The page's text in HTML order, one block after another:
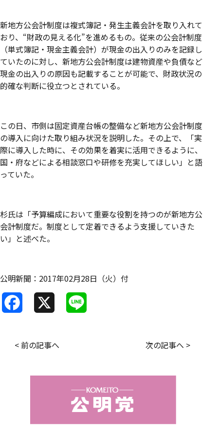
新地方公会計制度は複式簿記・発生主義会計を取り入れて
おり、“財政の見える化”を進めるもの。従来の公会計制度
（単式簿記・現金主義会計）が現金の出入りのみを記録し
ていたのに対し、新地方公会計制度は建物資産や負債など
現金の出入りの原因も記載することが可能で、財政状況の
的確な判断に役立つとされている。
この日、市側は固定資産台帳の整備など新地方公会計制度
の導入に向けた取り組み状況を説明した。その上で、「実
際に導入した時に、その効果を着実に活用できるように、
国・府などによる相談窓口や研修を充実してほしい」と語
っていた。
杉氏は「予算編成において重要な役割を持つのが新地方公
会計制度だ。制度として定着できるよう支援していきた
い」と述べた。
公明新聞：2017年02月28日（火）付
c
< 前の記事へ 次の記事へ >